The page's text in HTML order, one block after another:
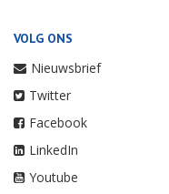
VOLG ONS
Nieuwsbrief
Twitter
Facebook
LinkedIn
Youtube